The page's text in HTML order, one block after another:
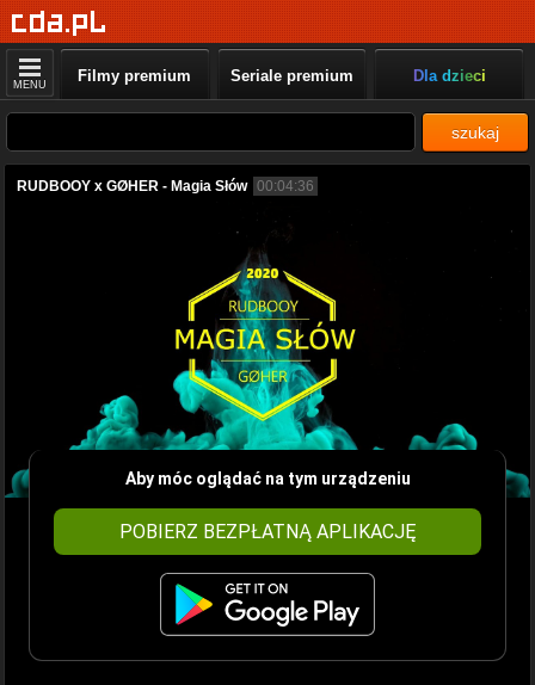
MENU Filmy premium Seriale premium Dla dzieci
szukaj
RUDBOOY x GØHER - Magia Słów 00:04:36
Aby móc oglądać na tym urządzeniu
POBIERZ BEZPŁATNĄ APLIKACJĘ